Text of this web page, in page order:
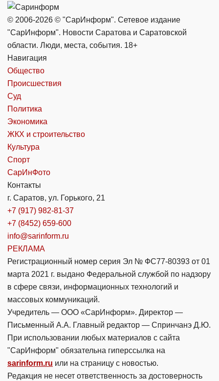
© 2006-2026 © "СарИнформ". Сетевое издание
"СарИнформ". Новости Саратова и Саратовской
области. Люди, места, события. 18+
Навигация
Общество
Происшествия
Суд
Политика
Экономика
ЖКХ и строительство
Культура
Спорт
СарИнФото
Контакты
г. Саратов, ул. Горького, 21
+7 (917) 982-81-37
+7 (8452) 659-600
info@sarinform.ru
РЕКЛАМА
Регистрационный номер серия Эл № ФС77-80393 от 01
марта 2021 г. выдано Федеральной службой по надзору
в сфере связи, информационных технологий и
массовых коммуникаций.
Учредитель — ООО «СарИнформ». Директор —
Письменный А.А. Главный редактор — Спринчанэ Д.Ю.
При использовании любых материалов с сайта
"СарИнформ" обязательна гиперссылка на
sarinform.ru или на страницу с новостью.
Редакция не несет ответственность за достоверность